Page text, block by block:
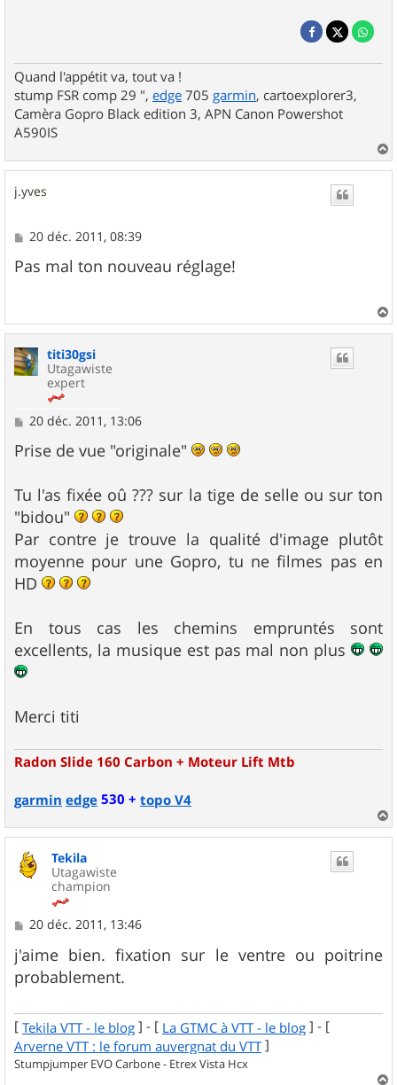
Quand l'appétit va, tout va !
stump FSR comp 29 ", edge 705 garmin, cartoexplorer3,
Camèra Gopro Black edition 3, APN Canon Powershot
A590IS
a
u
j.yves
M
s
s
e
20 déc. 2011, 08:39
Pas mal ton nouveau réglage!
a
titi30gsi
Utagawiste
expert
M
s
s
g
e
20 déc. 2011, 13:06
Prise de vue "originale"
Tu l'as fixée oû ??? sur la tige de selle ou sur ton
"bidou"
Par contre je trouve la qualité d'image plutôt
moyenne pour une Gopro, tu ne filmes pas en
HD
En tous cas les chemins empruntés sont
excellents, la musique est pas mal non plus
Merci titi
Radon Slide 160 Carbon + Moteur Lift Mtb
garmin edge530 + topo V4
a
Tekila
Utagawiste
champion
M
s
s
a
20 déc. 2011, 13:46
j'aime bien. fixation sur le ventre ou poitrine
probablement.
[ Tekila VTT - le blog ] - [ La GTMC à VTT - le blog ] - [
Arverne VTT : le forum auvergnat du VTT ]
Stumpjumper EVO Carbone - Etrex Vista Hcx